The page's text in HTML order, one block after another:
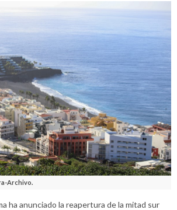
Archivo.
ha anunciado la reapertura de la mitad sur